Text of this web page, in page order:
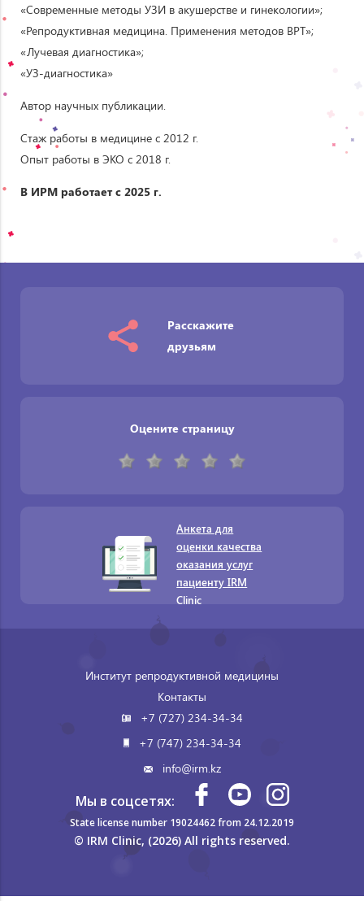
«Современные методы УЗИ в акушерстве и гинекологии»;
«Репродуктивная медицина. Применения методов ВРТ»;
«Лучевая диагностика»;
«УЗ-диагностика»
Автор научных публикации.
Стаж работы в медицине с 2012 г.
Опыт работы в ЭКО с 2018 г.
В ИРМ работает с 2025 г.
Расскажите
друзьям
Оцените страницу
Анкета для
оценки качества
оказания услуг
пациенту IRM
Clinic
Институт репродуктивной медицины
Контакты
+7 (727) 234-34-34
+7 (747) 234-34-34
info@irm.kz
Мы в соцсетях:
State license number 19024462 from 24.12.2019
© IRM Clinic, (2026) All rights reserved.